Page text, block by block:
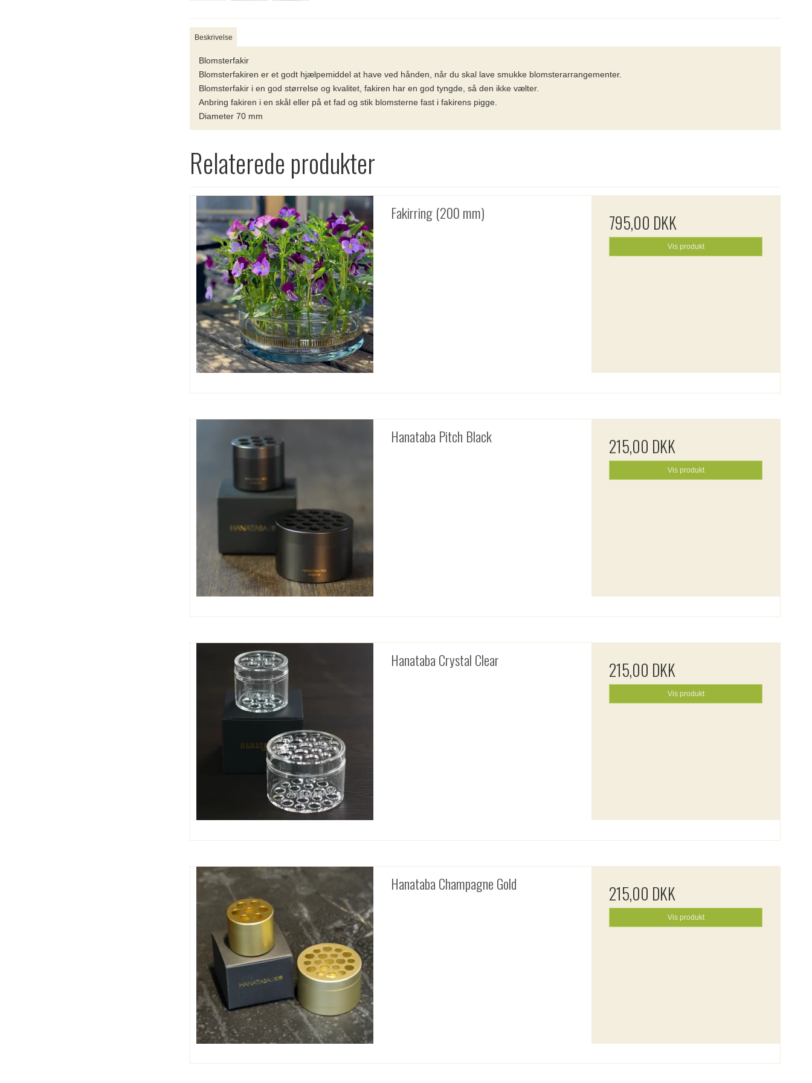
Beskrivelse
Blomsterfakir
Blomsterfakiren er et godt hjælpemiddel at have ved hånden, når du skal lave smukke blomsterarrangementer.
Blomsterfakir i en god størrelse og kvalitet, fakiren har en god tyngde, så den ikke vælter.
Anbring fakiren i en skål eller på et fad og stik blomsterne fast i fakirens pigge.
Diameter 70 mm
Relaterede produkter
Fakirring (200 mm) 795,00 DKK
Vis produkt
Hanataba Pitch Black 215,00 DKK
Vis produkt
Hanataba Crystal Clear 215,00 DKK
Vis produkt
Hanataba Champagne Gold 215,00 DKK
Vis produkt